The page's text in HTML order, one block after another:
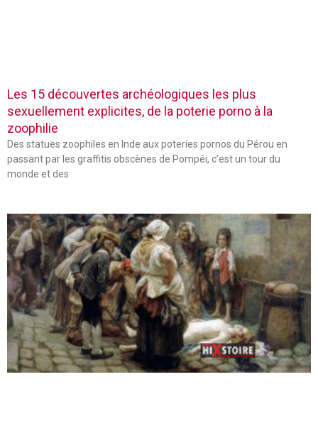
Les 15 découvertes archéologiques les plus
sexuellement explicites, de la poterie porno à la
zoophilie
Des statues zoophiles en Inde aux poteries pornos du Pérou en
passant par les graffitis obscènes de Pompéi, c’est un tour du
monde et des